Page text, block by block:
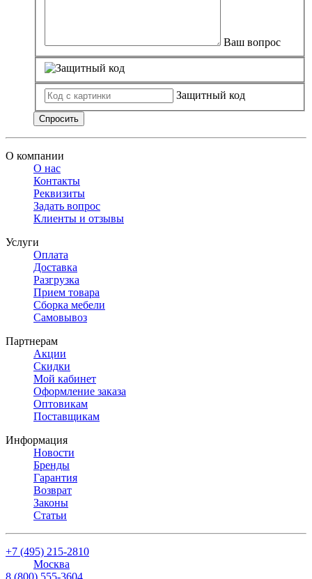
Ваш вопрос
Защитный код
Спросить
О компании
О нас
Контакты
Реквизиты
Задать вопрос
Клиенты и отзывы
Услуги
Оплата
Доставка
Разгрузка
Прием товара
Сборка мебели
Самовывоз
Партнерам
Акции
Скидки
Мой кабинет
Оформление заказа
Оптовикам
Поставщикам
Информация
Новости
Бренды
Гарантия
Возврат
Законы
Статьи
+7 (495) 215-2810
Москва
8 (800) 555-3604